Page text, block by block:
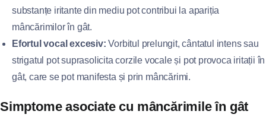
substanțe iritante din mediu pot contribui la apariția
mâncărimilor în gât.
Efortul vocal excesiv:Vorbitul prelungit, cântatul intens sau
strigatul pot suprasolicita corzile vocale și pot provoca iritații în
gât, care se pot manifesta și prin mâncărimi.
Simptome asociate cu mâncărimile în gât